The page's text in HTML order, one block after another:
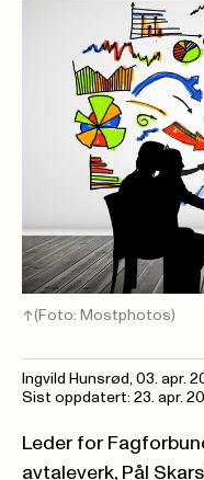
(Foto: Mostphotos)
Ingvild Hunsrød, 03. apr.
Sist oppdatert: 23. apr.
Leder for
avtaleverk, Pål